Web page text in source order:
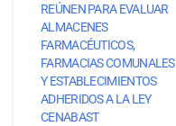
REÚNEN PARA EVALUAR
ALMACENES
FARMACÉUTICOS,
FARMACIAS COMUNALES
Y ESTABLECIMIENTOS
ADHERIDOS A LA LEY
CENABAST